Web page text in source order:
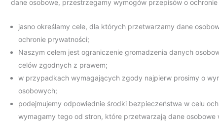
dane osobowe, przestrzegamy wymogów przepisów o
jasno określamy cele, dla których przetwarzamy dane
ochronie prywatności;
Naszym celem jest ograniczenie gromadzenia danych
celów zgodnych z prawem;
w przypadkach wymagających zgody najpierw prosimy o
osobowych;
podejmujemy odpowiednie środki bezpieczeństwa w celu
wymagamy tego od stron, które przetwarzają dane osobowe